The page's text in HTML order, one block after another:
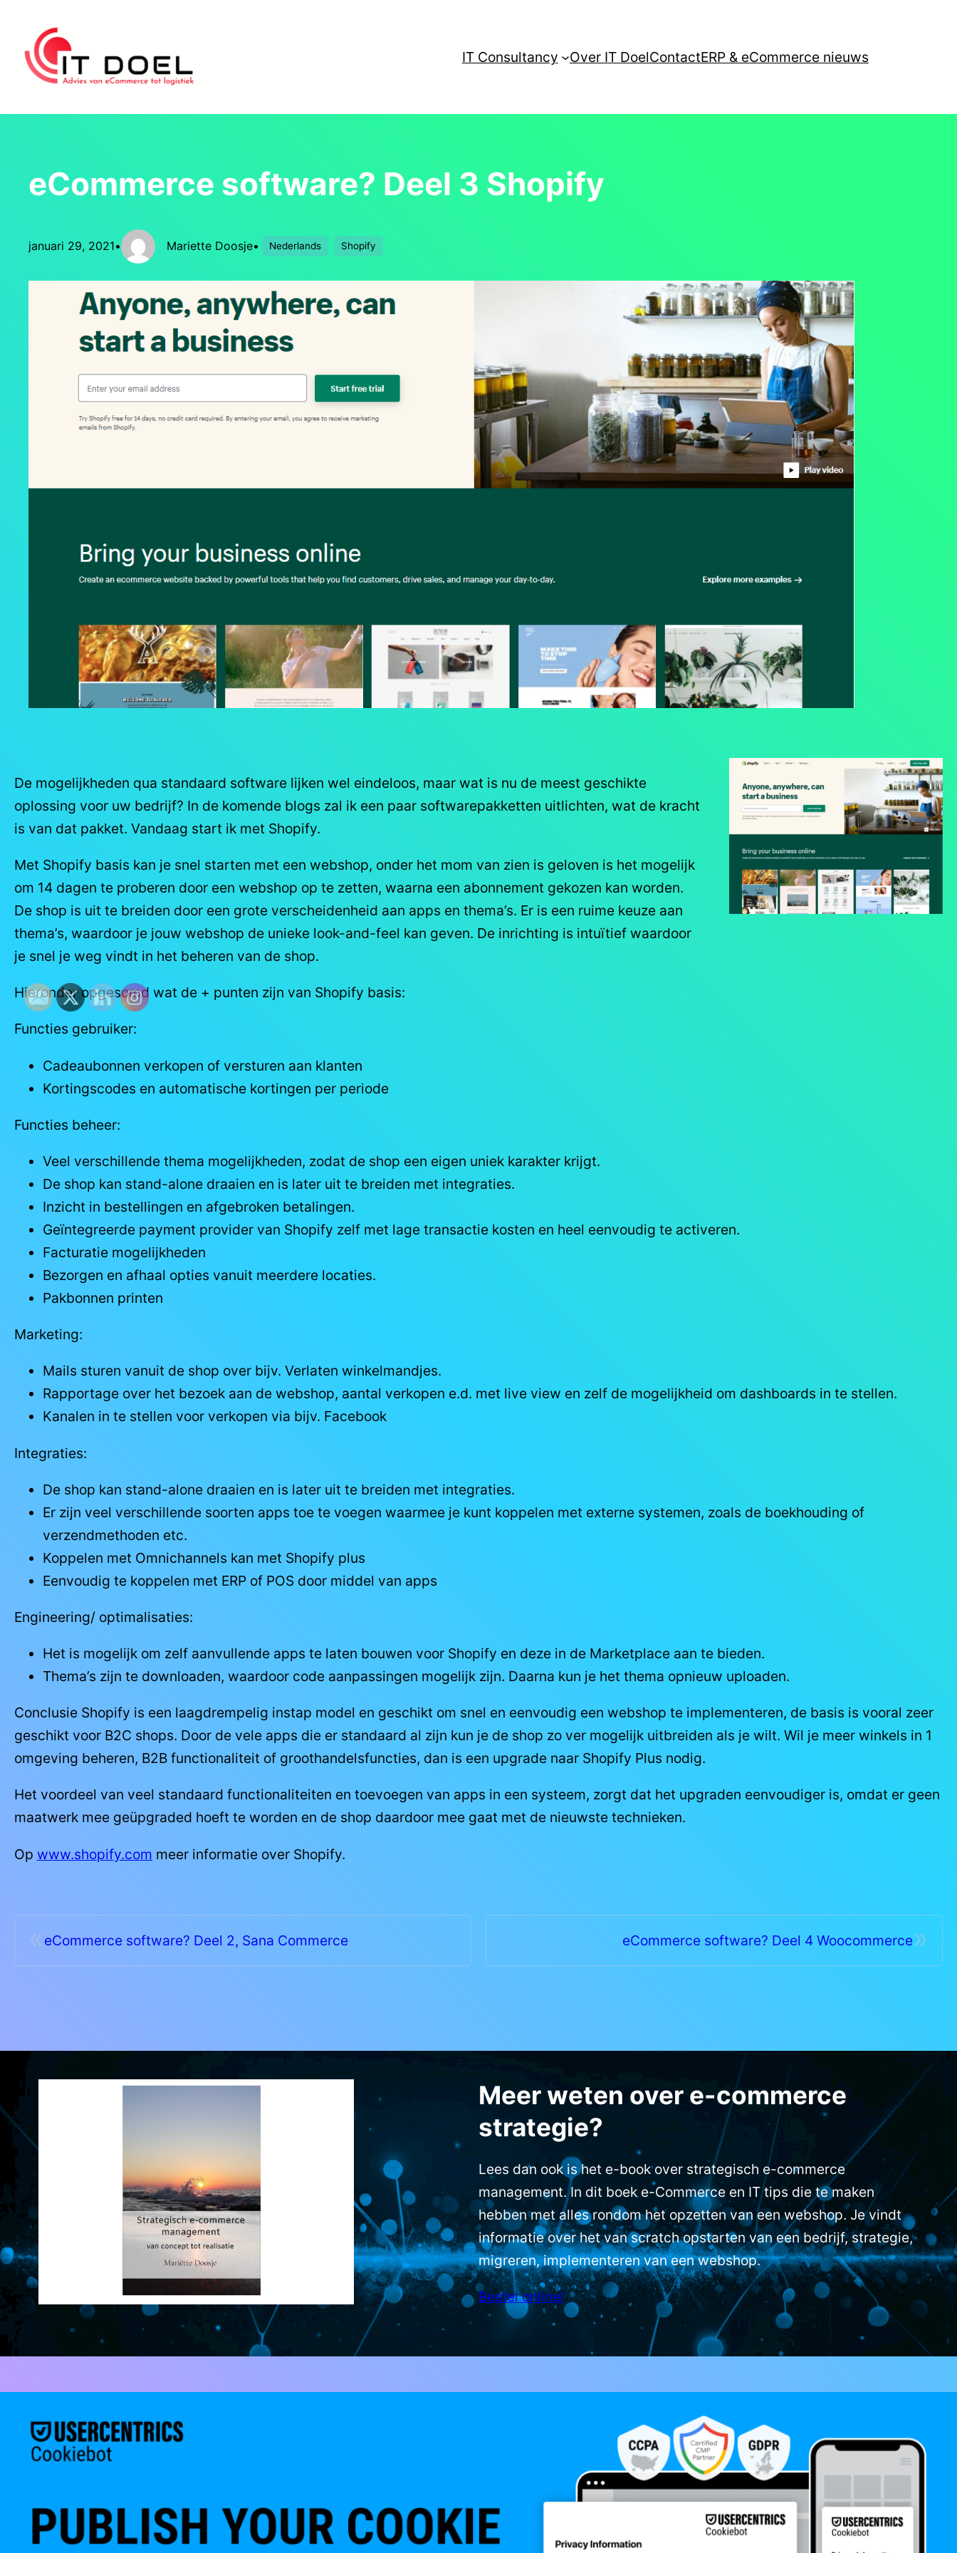
inhoud
IT Consultancy Over IT DoelContactERP & eCommerce nieuws
eCommerce software? Deel 3 Shopify
januari 29, 2021• Mariette Doosje• Nederlands Shopify
De mogelijkheden qua standaard software lijken wel eindeloos, maar wat is nu de meest geschikte
oplossing voor uw bedrijf? In de komende blogs zal ik een paar softwarepakketten uitlichten, wat de kracht
is van dat pakket. Vandaag start ik met Shopify.
Met Shopify basis kan je snel starten met een webshop, onder het mom van zien is geloven is het mogelijk
om 14 dagen te proberen door een webshop op te zetten, waarna een abonnement gekozen kan worden.
De shop is uit te breiden door een grote verscheidenheid aan apps en thema’s. Er is een ruime keuze aan
thema’s, waardoor je jouw webshop de unieke look-and-feel kan geven. De inrichting is intuïtief waardoor
je snel je weg vindt in het beheren van de shop.
Hieronder opgesomd wat de + punten zijn van Shopify basis:
Functies gebruiker:
Cadeaubonnen verkopen of versturen aan klanten
Kortingscodes en automatische kortingen per periode
Functies beheer:
Veel verschillende thema mogelijkheden, zodat de shop een eigen uniek karakter krijgt.
De shop kan stand-alone draaien en is later uit te breiden met integraties.
Inzicht in bestellingen en afgebroken betalingen.
Geïntegreerde payment provider van Shopify zelf met lage transactie kosten en heel eenvoudig te activeren.
Facturatie mogelijkheden
Bezorgen en afhaal opties vanuit meerdere locaties.
Pakbonnen printen
Marketing:
Mails sturen vanuit de shop over bijv. Verlaten winkelmandjes.
Rapportage over het bezoek aan de webshop, aantal verkopen e.d. met live view en zelf de mogelijkheid om dashboards in te stellen.
Kanalen in te stellen voor verkopen via bijv. Facebook
Integraties:
De shop kan stand-alone draaien en is later uit te breiden met integraties.
Er zijn veel verschillende soorten apps toe te voegen waarmee je kunt koppelen met externe systemen, zoals de boekhouding of
verzendmethoden etc.
Koppelen met Omnichannels kan met Shopify plus
Eenvoudig te koppelen met ERP of POS door middel van apps
Engineering/ optimalisaties:
Het is mogelijk om zelf aanvullende apps te laten bouwen voor Shopify en deze in de Marketplace aan te bieden.
Thema’s zijn te downloaden, waardoor code aanpassingen mogelijk zijn. Daarna kun je het thema opnieuw uploaden.
Conclusie Shopify is een laagdrempelig instap model en geschikt om snel en eenvoudig een webshop te implementeren, de basis is vooral zeer
geschikt voor B2C shops. Door de vele apps die er standaard al zijn kun je de shop zo ver mogelijk uitbreiden als je wilt. Wil je meer winkels in 1
omgeving beheren, B2B functionaliteit of groothandelsfuncties, dan is een upgrade naar Shopify Plus nodig.
Het voordeel van veel standaard functionaliteiten en toevoegen van apps in een systeem, zorgt dat het upgraden eenvoudiger is, omdat er geen
maatwerk mee geüpgraded hoeft te worden en de shop daardoor mee gaat met de nieuwste technieken.
Op www.shopify.com meer informatie over Shopify.
« eCommerce software? Deel 2, Sana Commerce »
eCommerce software? Deel 4 Woocommerce
Meer weten over e-commerce
strategie?
Lees dan ook is het e-book over strategisch e-commerce
management. In dit boek e-Commerce en IT tips die te maken
hebben met alles rondom het opzetten van een webshop. Je vindt
informatie over het van scratch opstarten van een bedrijf, strategie,
migreren, implementeren van een webshop.
Bestel online!